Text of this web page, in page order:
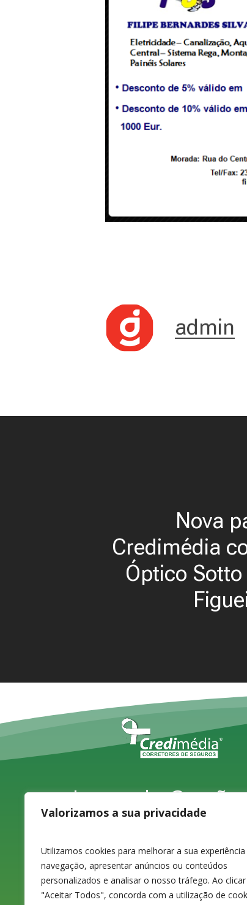
Valorizamos a sua privacidade
Utilizamos cookies para melhorar a sua experiência
navegação, apresentar anúncios ou conteúdos
personalizados e analisar o nosso tráfego. Ao
"Aceitar Todos", concorda com a utilização de
admin
Nova
Credimédia
Óptico
Largo do
1ºD
3080-070
da Foz